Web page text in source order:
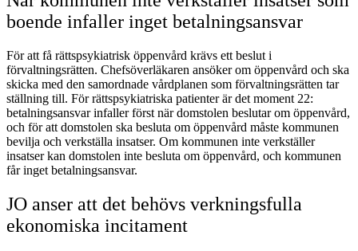
boende infaller inget betalningsansvar
För att få rättspsykiatrisk öppenvård krävs ett beslut i
förvaltningsrätten. Chefsöverläkaren ansöker om öppenvård och ska
skicka med den samordnade vårdplanen som förvaltningsrätten tar
ställning till. För rättspsykiatriska patienter är det moment 22:
betalningsansvar infaller först när domstolen beslutar om öppenvård,
och för att domstolen ska besluta om öppenvård måste kommunen
bevilja och verkställa insatser. Om kommunen inte verkställer
insatser kan domstolen inte besluta om öppenvård, och kommunen
får inget betalningsansvar.
JO anser att det behövs verkningsfulla
ekonomiska incitament